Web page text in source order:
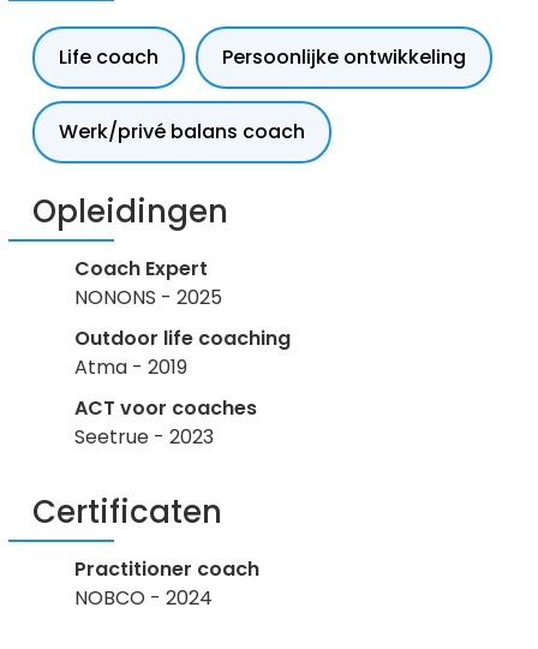
Life coach Persoonlijke ontwikkeling
Werk/privé balans coach
Opleidingen
Coach Expert
NONONS - 2025
Outdoor life coaching
Atma - 2019
ACT voor coaches
Seetrue - 2023
Certificaten
Practitioner coach
NOBCO - 2024